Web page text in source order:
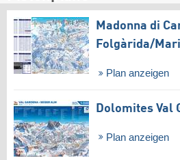
Madonna di
Folgàrida/​
Plan anzeigen
Dolomites Val
Plan anzeigen